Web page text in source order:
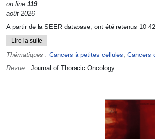
on line 119
août 2026
A partir de la SEER database, ont été retenus 10
Lire la suite
Thématiques : Cancers à petites cellules, Cancers
Revue : Journal of Thoracic Oncology